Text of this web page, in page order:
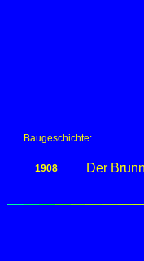
Baugeschichte:
1908 Der